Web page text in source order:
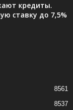
кредиты.
ставку до 7,5%
8561
8537